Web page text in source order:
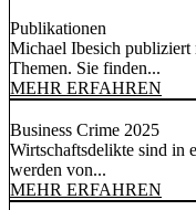
Publikationen
Michael Ibesich publiziert
Themen. Sie finden...
MEHR ERFAHREN
Business Crime 2025
Wirtschaftsdelikte sind in
werden von...
MEHR ERFAHREN